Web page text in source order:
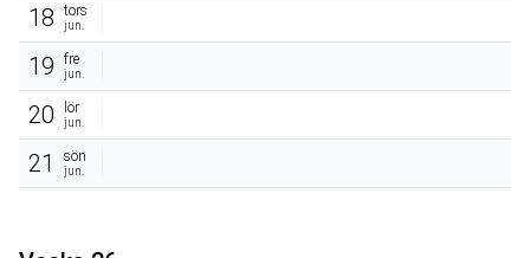
18 tors
jun.
19 fre
jun.
20 lör
jun.
21 sön
jun.